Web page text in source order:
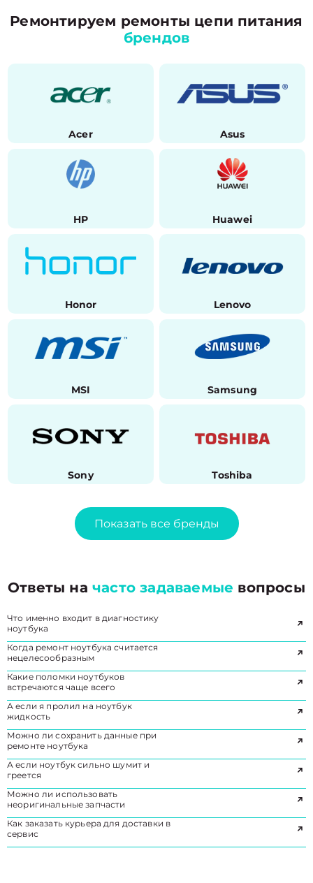
Ремонтируем ремонты цепи питания
брендов
Acer Asus
HP Huawei
Honor Lenovo
MSI Samsung
Sony Toshiba
Показать все бренды
Ответы начасто задаваемые вопросы
Что именно входит в диагностику
ноутбука
Когда ремонт ноутбука считается
нецелесообразным
Какие поломки ноутбуков
встречаются чаще всего
А если я пролил на ноутбук
жидкость
Можно ли сохранить данные при
ремонте ноутбука
А если ноутбук сильно шумит и
греется
Можно ли использовать
неоригинальные запчасти
Как заказать курьера для доставки в
сервис